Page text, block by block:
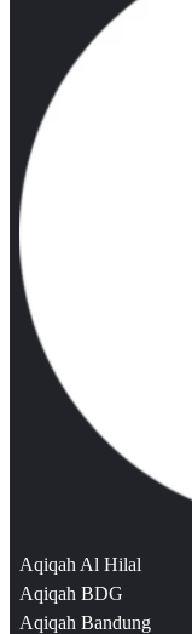
Aqiqah Al Hilal
Aqiqah BDG
Aqiqah Bandung